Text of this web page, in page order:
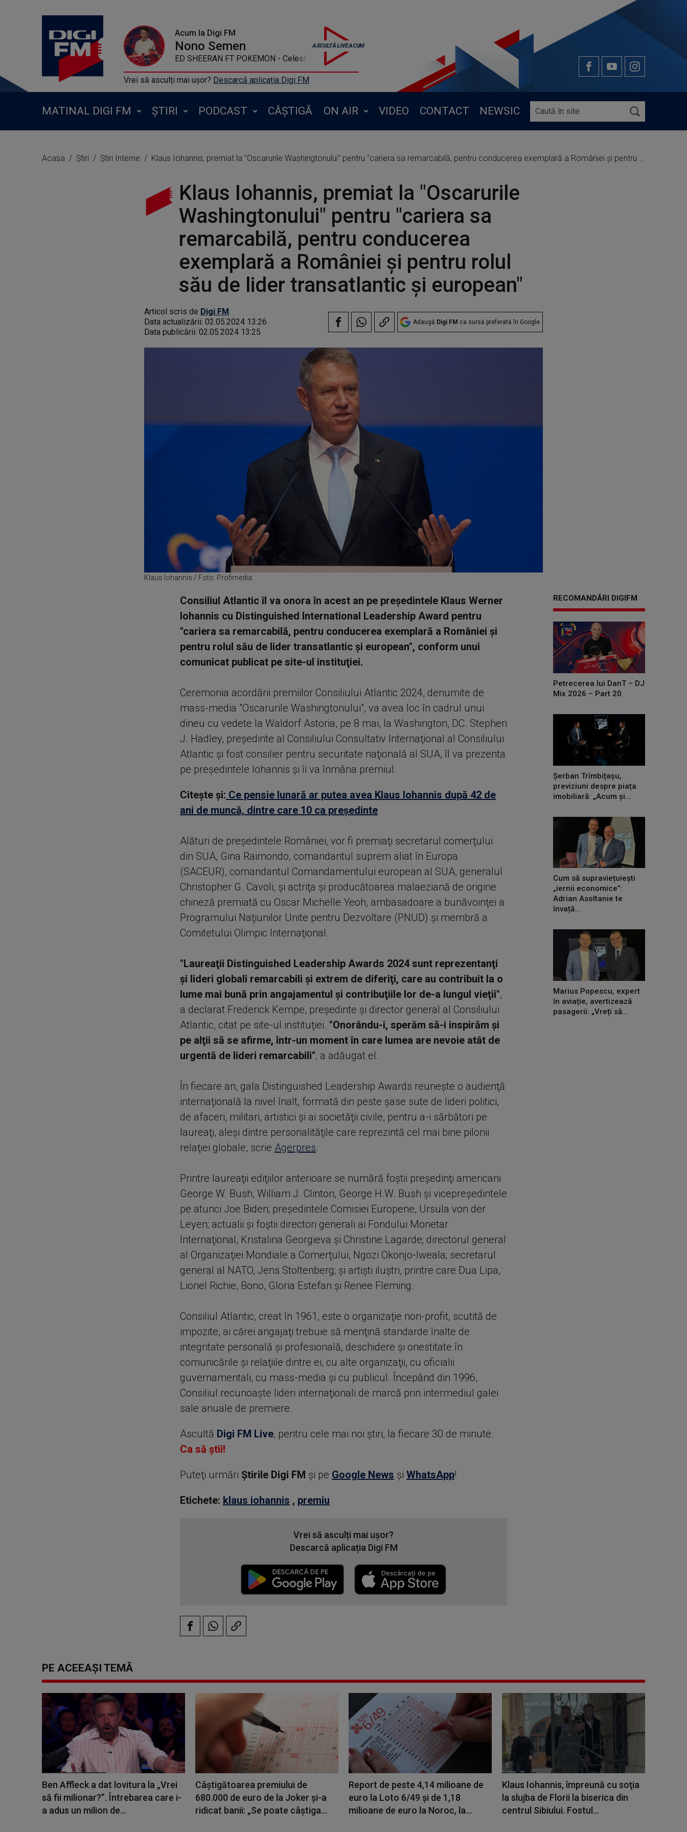
Acum la Digi FM
Nono Semen
ED SHEERAN FT POKEMON - Celestial
Vrei să asculți mai ușor? Descarcă aplicația Digi FM
MATINAL DIGI FM ȘTIRI PODCAST CÂȘTIGĂ ON AIR VIDEO CONTACT NEWSIC
Acasa Știri Știri Interne Klaus Iohannis, premiat la "Oscarurile Washingtonului" pentru "cariera sa remarcabilă, pentru conducerea exemplară a României şi pentru rolul său de lider transatlantic şi european"
Klaus Iohannis, premiat la "Oscarurile
Washingtonului" pentru "cariera sa
remarcabilă, pentru conducerea
exemplară a României şi pentru rolul
său de lider transatlantic şi european"
Articol scris de Digi FM
Data actualizării: 02.05.2024 13:26
Data publicării: 02.05.2024 13:25
Adaugă Digi FM ca sursă preferată în Google
Klaus Iohannis / Foto: Profimedia
Consiliul Atlantic îl va onora în acest an pe preşedintele Klaus Werner
Iohannis cu Distinguished International Leadership Award pentru
"cariera sa remarcabilă, pentru conducerea exemplară a României şi
pentru rolul său de lider transatlantic şi european", conform unui
comunicat publicat pe site-ul instituţiei.
Ceremonia acordării premiilor Consiliului Atlantic 2024, denumite de
mass-media "Oscarurile Washingtonului", va avea loc în cadrul unui
dineu cu vedete la Waldorf Astoria, pe 8 mai, la Washington, DC. Stephen
J. Hadley, preşedinte al Consiliului Consultativ Internaţional al Consiliului
Atlantic şi fost consilier pentru securitate naţională al SUA, îl va prezenta
pe preşedintele Iohannis şi îi va înmâna premiul.
Citește și: Ce pensie lunară ar putea avea Klaus Iohannis după 42 de
ani de muncă, dintre care 10 ca președinte
Alături de preşedintele României, vor fi premiaţi secretarul comerţului
din SUA, Gina Raimondo, comandantul suprem aliat în Europa
(SACEUR), comandantul Comandamentului european al SUA, generalul
Christopher G. Cavoli, şi actriţa şi producătoarea malaeziană de origine
chineză premiată cu Oscar Michelle Yeoh, ambasadoare a bunăvoinţei a
Programului Naţiunilor Unite pentru Dezvoltare (PNUD) şi membră a
Comitetului Olimpic Internaţional.
"Laureaţii Distinguished Leadership Awards 2024 sunt reprezentanţi
şi lideri globali remarcabili şi extrem de diferiţi, care au contribuit la o
lume mai bună prin angajamentul şi contribuţiile lor de-a lungul vieţii",
a declarat Frederick Kempe, preşedinte şi director general al Consiliului
Atlantic, citat pe site-ul instituţiei. "Onorându-i, sperăm să-i inspirăm şi
pe alţii să se afirme, într-un moment în care lumea are nevoie atât de
urgentă de lideri remarcabili", a adăugat el.
În fiecare an, gala Distinguished Leadership Awards reuneşte o audienţă
internaţională la nivel înalt, formată din peste şase sute de lideri politici,
de afaceri, militari, artistici şi ai societăţii civile, pentru a-i sărbători pe
laureaţi, aleşi dintre personalităţile care reprezintă cel mai bine pilonii
relaţiei globale, scrie Agerpres.
Printre laureaţii ediţiilor anterioare se numără foştii preşedinţi americani
George W. Bush, William J. Clinton, George H.W. Bush şi vicepreşedintele
pe atunci Joe Biden; preşedintele Comisiei Europene, Ursula von der
Leyen; actualii şi foştii directori generali ai Fondului Monetar
Internaţional, Kristalina Georgieva şi Christine Lagarde; directorul general
al Organizaţiei Mondiale a Comerţului, Ngozi Okonjo-Iweala; secretarul
general al NATO, Jens Stoltenberg; şi artişti iluştri, printre care Dua Lipa,
Lionel Richie, Bono, Gloria Estefan şi Renee Fleming.
Consiliul Atlantic, creat în 1961, este o organizaţie non-profit, scutită de
impozite, ai cărei angajaţi trebuie să menţină standarde înalte de
integritate personală şi profesională, deschidere şi onestitate în
comunicările şi relaţiile dintre ei, cu alte organizaţii, cu oficialii
guvernamentali, cu mass-media şi cu publicul. Începând din 1996,
Consiliul recunoaşte lideri internaţionali de marcă prin intermediul galei
sale anuale de premiere.
Ascultă Digi FM Live, pentru cele mai noi știri, la fiecare 30 de minute.
Ca să știi!
Puteţi urmări Știrile Digi FM şi pe Google News şi WhatsApp!
Etichete: klaus iohannis , premiu
Vrei să asculți mai ușor?
Descarcă aplicația Digi FM
RECOMANDĂRI DIGIFM
Petrecerea lui DanT – DJ
Mix 2026 – Part 20
Șerban Trîmbițașu,
previziuni despre piața
imobiliară: „Acum și...
Cum să supraviețuiești
„iernii economice”:
Adrian Asoltanie te
învață...
Marius Popescu, expert
în aviație, avertizează
pasagerii: „Vreți să...
PE ACEEAȘI TEMĂ
Ben Affleck a dat lovitura la „Vrei
să fii milionar?”. Întrebarea care i-
a adus un milion de...
Câștigătoarea premiului de
680.000 de euro de la Joker și-a
ridicat banii: „Se poate câștiga...
Report de peste 4,14 milioane de
euro la Loto 6/49 şi de 1,18
milioane de euro la Noroc, la...
Klaus Iohannis, împreună cu soţia
la slujba de Florii la biserica din
centrul Sibiului. Fostul...